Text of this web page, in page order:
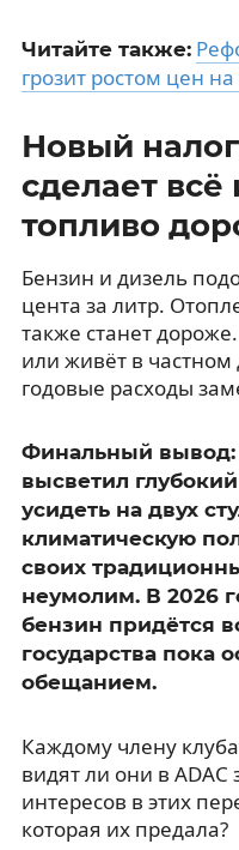
Читайте также:
грозит ростом цен
Новый
сделает
топливо
Бензин и дизель
цента за литр.
также станет
или живёт в
годовые расходы
Финальный вывод:
высветил
усидеть на двух
климатическую
своих
неумолим. В 2026
бензин придётся
государства пока
обещанием.
Каждому члену
видят ли они в
интересов в этих
которая их предала?